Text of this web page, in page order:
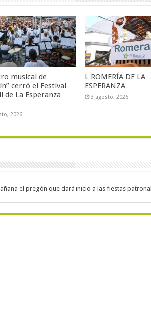
musical de
cerró el Festival
de La Esperanza
2026
L ROMERÍA DE LA
ESPERANZA
3 agosto, 2026
el pregón que dará inicio a las fiestas